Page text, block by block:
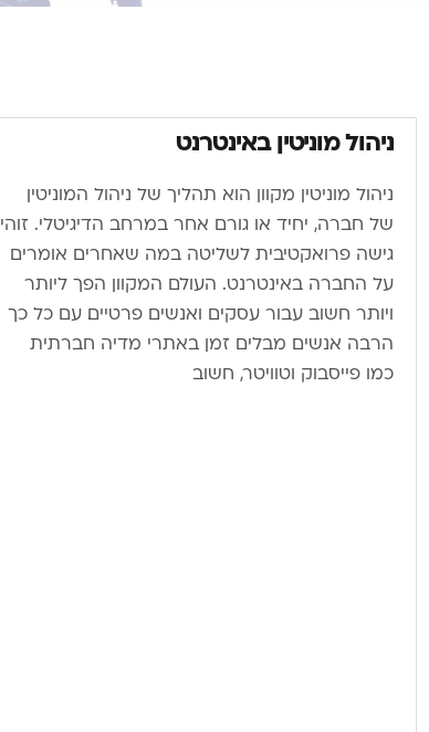
ניהול מוניטין באינטרנט
ניהול מוניטין מקוון הוא תהליך של ניהול המוניטין
של חברה, יחיד או גורם אחר במרחב הדיגיטלי. זוהי
גישה פרואקטיבית לשליטה במה שאחרים אומרים
על החברה באינטרנט. העולם המקוון הפך ליותר
ויותר חשוב עבור עסקים ואנשים פרטיים. עם כל כך
הרבה אנשים מבלים זמן באתרי מדיה חברתית
כמו פייסבוק וטוויטר, חשוב